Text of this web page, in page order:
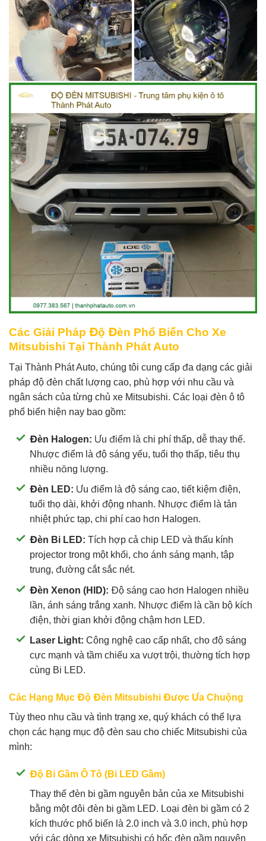
Các Giải Pháp Độ Đèn Phổ Biến Cho Xe
Mitsubishi Tại Thành Phát Auto
Tại Thành Phát Auto, chúng tôi cung cấp đa dạng các giải
pháp độ đèn chất lượng cao, phù hợp với nhu cầu và
ngân sách của từng chủ xe Mitsubishi. Các loại đèn ô tô
phổ biến hiện nay bao gồm:
Đèn Halogen: Ưu điểm là chi phí thấp, dễ thay thế.
Nhược điểm là độ sáng yếu, tuổi thọ thấp, tiêu thụ
nhiều năng lượng.
Đèn LED: Ưu điểm là độ sáng cao, tiết kiệm điện,
tuổi thọ dài, khởi động nhanh. Nhược điểm là tản
nhiệt phức tạp, chi phí cao hơn Halogen.
Đèn Bi LED: Tích hợp cả chip LED và thấu kính
projector trong một khối, cho ánh sáng mạnh, tập
trung, đường cắt sắc nét.
Đèn Xenon (HID): Độ sáng cao hơn Halogen nhiều
lần, ánh sáng trắng xanh. Nhược điểm là cần bộ kích
điện, thời gian khởi động chậm hơn LED.
Laser Light: Công nghệ cao cấp nhất, cho độ sáng
cực mạnh và tầm chiếu xa vượt trội, thường tích hợp
cùng Bi LED.
Các Hạng Mục Độ Đèn Mitsubishi Được Ưa Chuộng
Tùy theo nhu cầu và tình trạng xe, quý khách có thể lựa
chọn các hạng mục độ đèn sau cho chiếc Mitsubishi của
mình:
Độ Bi Gầm Ô Tô (Bi LED Gầm)
Thay thế đèn bi gầm nguyên bản của xe Mitsubishi
bằng một đôi đèn bi gầm LED. Loại đèn bi gầm có 2
kích thước phổ biến là 2.0 inch và 3.0 inch, phù hợp
với các dòng xe Mitsubishi có hốc đèn gầm nguyên